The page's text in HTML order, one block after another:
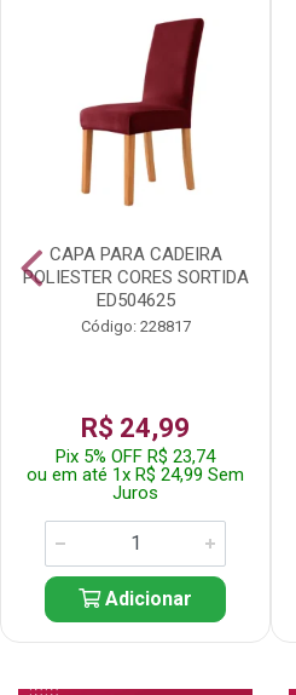
CAPA PARA CADEIRA
POLIESTER CORES SORTIDA
ED504625
Código: 228817
R$ 24,99
Pix 5% OFF R$ 23,74
ou em até 1x R$ 24,99 Sem
Juros
Adicionar